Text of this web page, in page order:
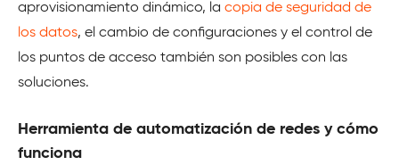
aprovisionamiento dinámico, la copia de seguridad de
los datos, el cambio de configuraciones y el control de
los puntos de acceso también son posibles con las
soluciones.
Herramienta de automatización de redes y cómo
funciona